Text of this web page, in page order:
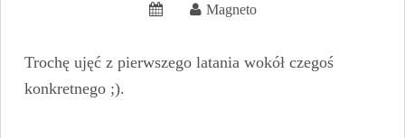
Magneto
Trochę ujęć z pierwszego latania wokół czegoś
konkretnego ;).